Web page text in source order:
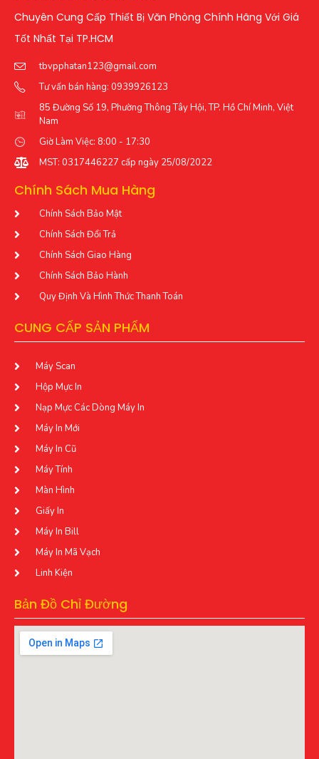
Chuyên Cung Cấp Thiết Bị Văn Phòng Chính Hãng Với Giá
Tốt Nhất Tại TP.HCM
tbvpphatan123@gmail.com
Tư vấn bán hàng: 0939926123
85 Đường Số 19, Phường Thông Tây Hội, TP. Hồ Chí Minh, Việt
Nam
Giờ Làm Việc: 8:00 - 17:30
MST: 0317446227 cấp ngày 25/08/2022
Chính Sách Mua Hàng
Chính Sách Bảo Mật
Chính Sách Đổi Trả
Chính Sách Giao Hàng
Chính Sách Bảo Hành
Quy Định Và Hình Thức Thanh Toán
CUNG CẤP SẢN PHẨM
Máy Scan
Hộp Mực In
Nạp Mực Các Dòng Máy In
Máy In Mới
Máy In Cũ
Máy Tính
Màn Hình
Giấy In
Máy In Bill
Máy In Mã Vạch
Linh Kiện
Bản Đồ Chỉ Đường